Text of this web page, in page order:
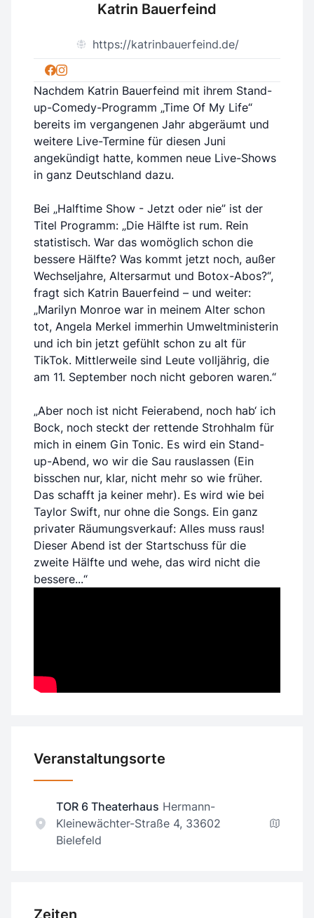
Katrin Bauerfeind
https://katrinbauerfeind.de/
Nachdem Katrin Bauerfeind mit ihrem Stand-
up-Comedy-Programm „Time Of My Life“
bereits im vergangenen Jahr abgeräumt und
weitere Live-Termine für diesen Juni
angekündigt hatte, kommen neue Live-Shows
in ganz Deutschland dazu.
Bei „Halftime Show - Jetzt oder nie” ist der
Titel Programm: „Die Hälfte ist rum. Rein
statistisch. War das womöglich schon die
bessere Hälfte? Was kommt jetzt noch, außer
Wechseljahre, Altersarmut und Botox-Abos?“,
fragt sich Katrin Bauerfeind – und weiter:
„Marilyn Monroe war in meinem Alter schon
tot, Angela Merkel immerhin Umweltministerin
und ich bin jetzt gefühlt schon zu alt für
TikTok. Mittlerweile sind Leute volljährig, die
am 11. September noch nicht geboren waren.“
„Aber noch ist nicht Feierabend, noch hab‘ ich
Bock, noch steckt der rettende Strohhalm für
mich in einem Gin Tonic. Es wird ein Stand-
up-Abend, wo wir die Sau rauslassen (Ein
bisschen nur, klar, nicht mehr so wie früher.
Das schafft ja keiner mehr). Es wird wie bei
Taylor Swift, nur ohne die Songs. Ein ganz
privater Räumungsverkauf: Alles muss raus!
Dieser Abend ist der Startschuss für die
zweite Hälfte und wehe, das wird nicht die
bessere...“
Veranstaltungsorte
TOR 6 Theaterhaus Hermann-
Kleinewächter-Straße 4, 33602
Bielefeld